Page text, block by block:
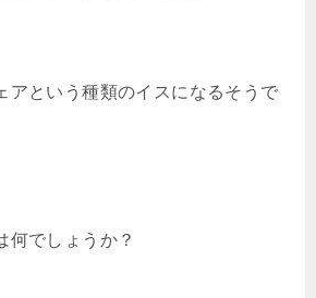
アという種類のイスになるそうで
何でしょうか？